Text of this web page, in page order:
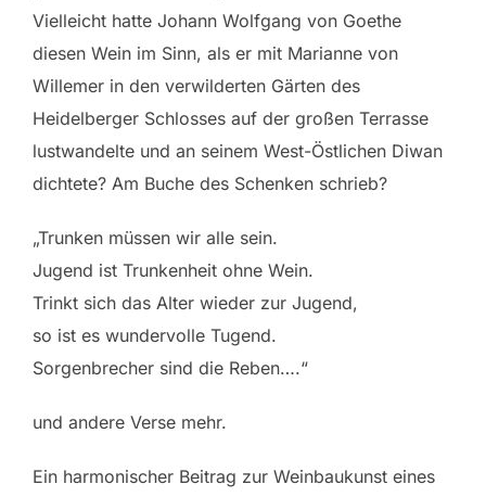
Vielleicht hatte Johann Wolfgang von Goethe
diesen Wein im Sinn, als er mit Marianne von
Willemer in den verwilderten Gärten des
Heidelberger Schlosses auf der großen Terrasse
lustwandelte und an seinem West-Östlichen Diwan
dichtete? Am Buche des Schenken schrieb?
„Trunken müssen wir alle sein.
Jugend ist Trunkenheit ohne Wein.
Trinkt sich das Alter wieder zur Jugend,
so ist es wundervolle Tugend.
Sorgenbrecher sind die Reben….“
und andere Verse mehr.
Ein harmonischer Beitrag zur Weinbaukunst eines